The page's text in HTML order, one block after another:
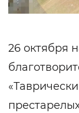
26 октября